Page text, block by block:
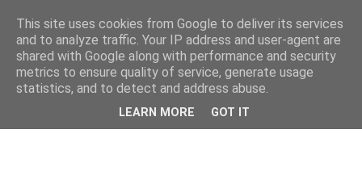
This site uses cookies from Google to deliver its services
and to analyze traffic. Your IP address and user-agent are
shared with Google along with performance and security
metrics to ensure quality of service, generate usage
statistics, and to detect and address abuse.
LEARN MORE GOT IT